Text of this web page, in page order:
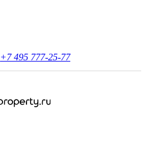
+7 495 777-25-77